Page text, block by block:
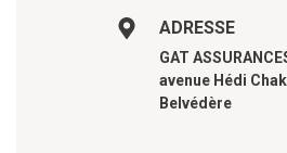
ADRESSE
GAT
avenue Hédi
Belvédère